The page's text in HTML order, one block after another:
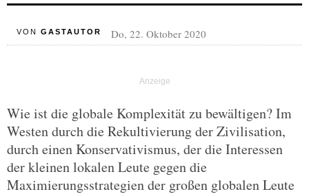
VON GASTAUTOR Do, 22. Oktober 2020
Wie ist die globale Komplexität zu bewältigen? Im
Westen durch die Rekultivierung der Zivilisation,
durch einen Konservativismus, der die Interessen
der kleinen lokalen Leute gegen die
Maximierungsstrategien der großen globalen Leute